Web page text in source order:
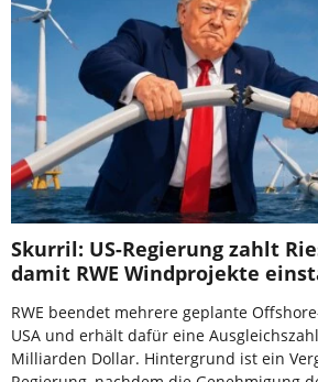
Skurril: US-Regierung zahlt
damit RWE Windprojekte
RWE beendet mehrere geplante
USA und erhält dafür eine
Milliarden Dollar. Hintergrund ist ein